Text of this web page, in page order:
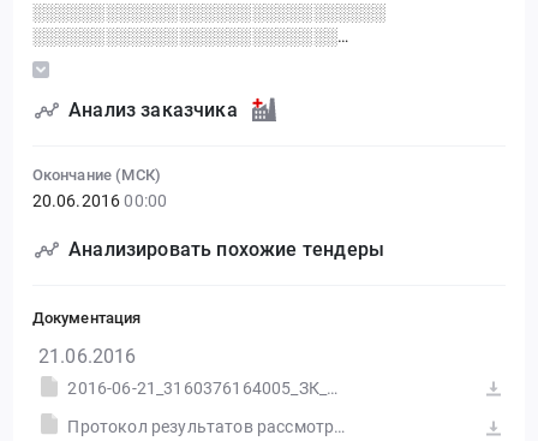
░░░░░░░░░░░░░░░░░░░░░░░░░░░░░
░░░░░░░░░░░░░░░░░░░░░░░░░
░░░░░░░░░░░░░░░░░░░░
░░░░░░░░░░░░░░░░░░░░░░░░
Анализ заказчика
Окончание (МСК)
20.06.2016 00:00
Анализировать похожие тендеры
Документация
21.06.2016
2016-06-21_3160376164005_ЗК_ПрРассмОценк.doc
Протокол результатов рассмотрения и оценки котировочных заявок №31603761640-01